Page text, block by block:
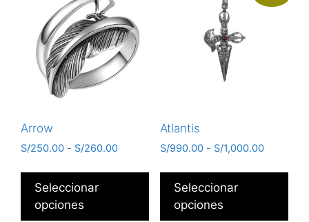
Arrow
S/250.00 - S/260.00
Seleccionar
opciones
Atlantis
S/990.00 - S/1,000.00
Seleccionar
opciones